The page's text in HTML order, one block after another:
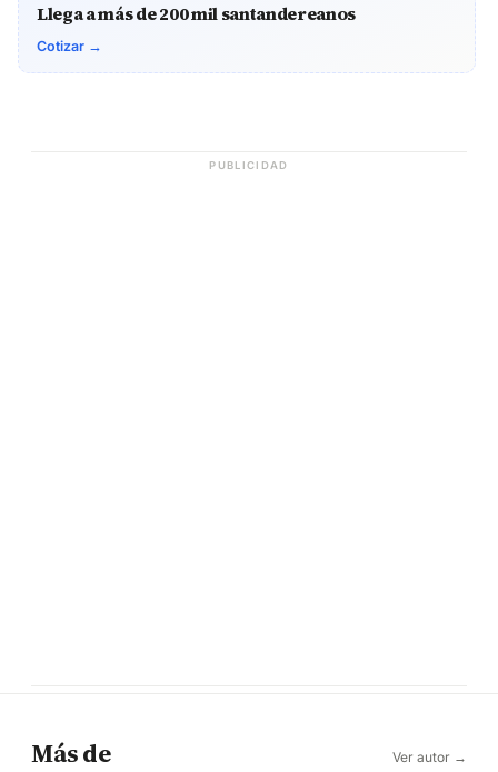
Llega a más de 200 mil santandereanos
Cotizar →
PUBLICIDAD
Más de Ver autor →